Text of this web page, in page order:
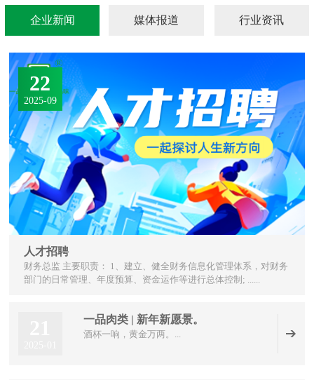
企业新闻 媒体报道 行业资讯
22
2025-09
人才招聘
财务总监 主要职责： 1、建立、健全财务信息化管理体系，对财务
部门的日常管理、年度预算、资金运作等进行总体控制; ......
一品肉类 | 新年新愿景。
酒杯一响，黄金万两。...